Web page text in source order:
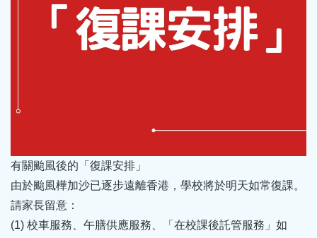
有關颱風後的「復課安排」
由於颱風樺加沙已逐步遠離香港，學校將於明天如常復課。
請家長留意：
(1) 校車服務、午膳供應服務、「在校課後託管服務」如